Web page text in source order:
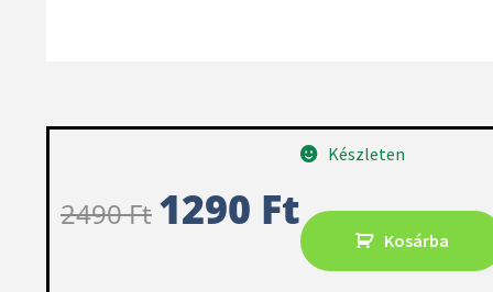
2490Ft 1290 Ft
Készleten
Kosárba